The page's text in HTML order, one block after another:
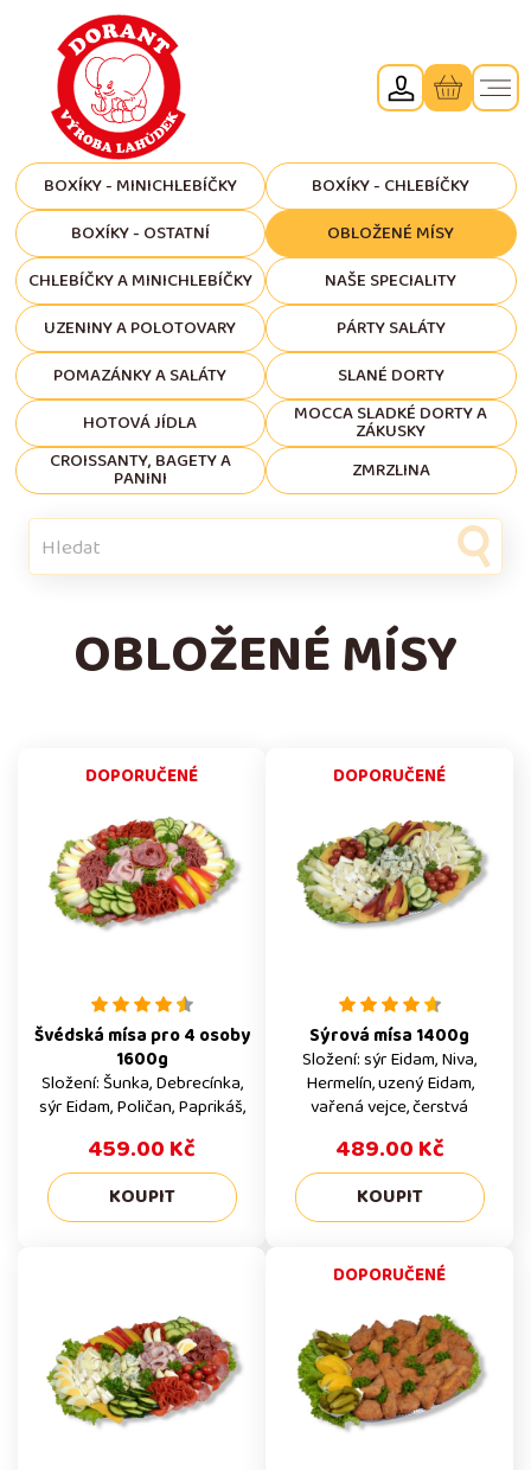
OBLOŽENÉ MÍSY
DOPORUČENÉ
Švédská mísa pro 4 osoby
1600g
Složení: Šunka, Debrecínka,
sýr Eidam, Poličan, Paprikáš,
vařená vejce, obloha z
čerstvé zeleniny
459.00 Kč
DOPORUČENÉ
Sýrová mísa 1400g
Složení: sýr Eidam, Niva,
Hermelín, uzený Eidam,
vařená vejce, čerstvá
489.00 Kč
DOPORUČENÉ
BOXÍKY - MINICHLEBÍČKY
BOXÍKY - CHLEBÍČKY
BOXÍKY - OSTATNÍ
OBLOŽENÉ MÍSY
CHLEBÍČKY A MINICHLEBÍČKY
NAŠE SPECIALITY
UZENINY A POLOTOVARY
PÁRTY SALÁTY
POMAZÁNKY A SALÁTY
SLANÉ DORTY
HOTOVÁ JÍDLA
MOCCA SLADKÉ DORTY A
ZÁKUSKY
CROISSANTY, BAGETY A
PANINI ZMRZLINA